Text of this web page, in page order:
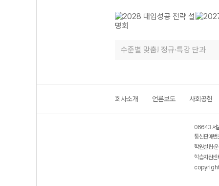
수준별 맞춤! 정규·특강 단과
회사소개 언론보도 사회공헌
06643 서
통신판매
학원설립·
학습지원